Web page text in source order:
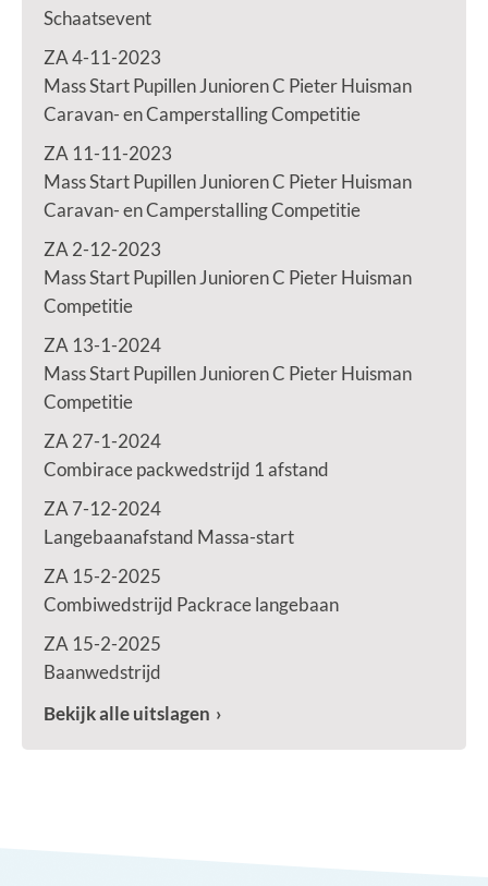
Schaatsevent
ZA 4-11-2023
Mass Start Pupillen Junioren C Pieter Huisman
Caravan- en Camperstalling Competitie
ZA 11-11-2023
Mass Start Pupillen Junioren C Pieter Huisman
Caravan- en Camperstalling Competitie
ZA 2-12-2023
Mass Start Pupillen Junioren C Pieter Huisman
Competitie
ZA 13-1-2024
Mass Start Pupillen Junioren C Pieter Huisman
Competitie
ZA 27-1-2024
Combirace packwedstrijd 1 afstand
ZA 7-12-2024
Langebaanafstand Massa-start
ZA 15-2-2025
Combiwedstrijd Packrace langebaan
ZA 15-2-2025
Baanwedstrijd
Bekijk alle uitslagen